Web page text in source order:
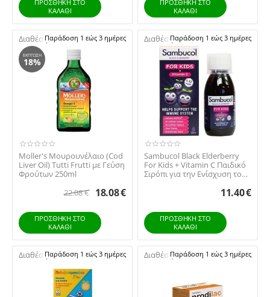
ΠΡΟΣΘΉΚΗ ΣΤΟ
ΚΑΛΆΘΙ
ΠΡΟΣΘΉΚΗ ΣΤΟ
ΚΑΛΆΘΙ
Διαθέσιμο:Παράδοση 1 εώς 3 ημέρες
ΈΚΠΤΩΣΗ
18%
Moller's Μουρουνέλαιο (Cod
Liver Oil) Tutti Frutti με Γεύση
Φρούτων 250ml
22.08€ 18.08€
ΠΡΟΣΘΉΚΗ ΣΤΟ
ΚΑΛΆΘΙ
Διαθέσιμο:Παράδοση 1 εώς 3 ημέρες
Sambucol Black Elderberry
For Kids + Vitamin C Παιδικό
Σιρόπι για την Ενίσχυση του
11.40€
ΠΡΟΣΘΉΚΗ ΣΤΟ
ΚΑΛΆΘΙ
Διαθέσιμο:Παράδοση 1 εώς 3 ημέρες Διαθέσιμο:Παράδοση 1 εώς 3 ημέρες